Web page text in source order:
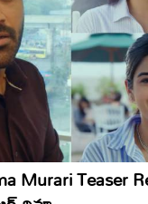
Murari Teaser